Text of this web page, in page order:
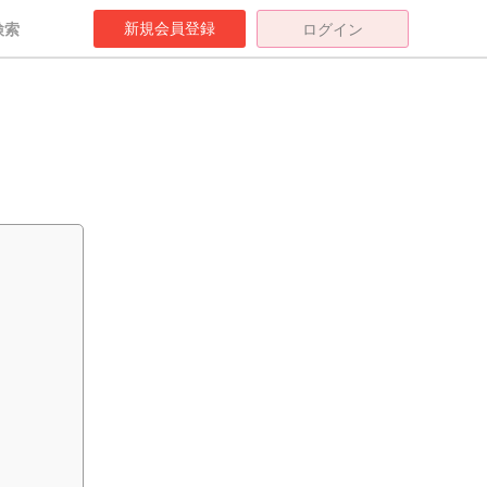
索 新規会員登録 ログイン